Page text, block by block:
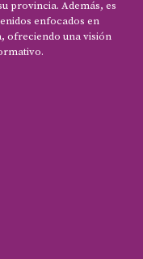
provincia. Además, es
enfocados en
ofreciendo una visión